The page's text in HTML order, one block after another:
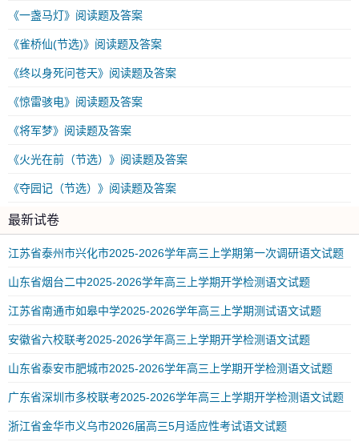
《一盏马灯》阅读题及答案
《雀桥仙(节选)》阅读题及答案
《终以身死问苍天》阅读题及答案
《惊雷骇电》阅读题及答案
《将军梦》阅读题及答案
《火光在前（节选）》阅读题及答案
《夺园记（节选）》阅读题及答案
最新试卷
江苏省泰州市兴化市2025-2026学年高三上学期第一次调研语文试题
山东省烟台二中2025-2026学年高三上学期开学检测语文试题
江苏省南通市如皋中学2025-2026学年高三上学期测试语文试题
安徽省六校联考2025-2026学年高三上学期开学检测语文试题
山东省泰安市肥城市2025-2026学年高三上学期开学检测语文试题
广东省深圳市多校联考2025-2026学年高三上学期开学检测语文试题
浙江省金华市义乌市2026届高三5月适应性考试语文试题